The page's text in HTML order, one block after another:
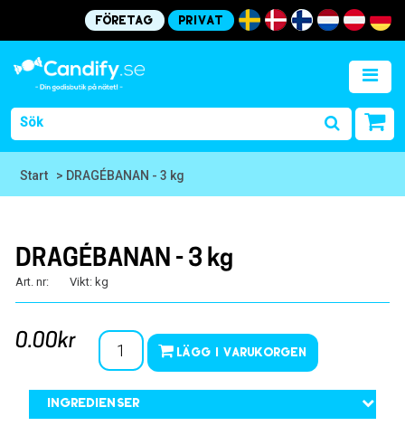
Företag Privat
Start > DRAGÉBANAN - 3 kg
DRAGÉBANAN - 3 kg
Art. nr: Vikt: kg
0.00kr
Lägg i varukorgen
Ingredienser